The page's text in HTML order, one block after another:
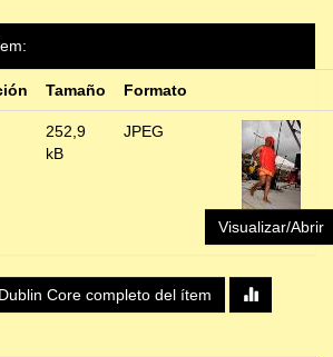
Tamaño Formato
252,9
kB
JPEG
Visualizar/Abrir
Core completo del ítem